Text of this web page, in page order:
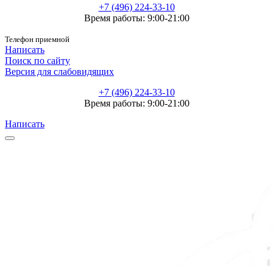
+7 (496) 224-33-10
Время работы: 9:00-21:00
Телефон приемной
Написать
Поиск по сайту
Версия для слабовидящих
+7 (496) 224-33-10
Время работы: 9:00-21:00
Написать